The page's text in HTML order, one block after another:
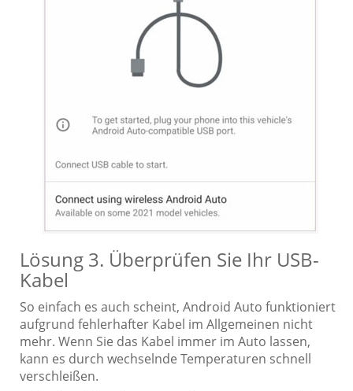
Lösung 3. Überprüfen Sie Ihr USB-
Kabel
So einfach es auch scheint, Android Auto funktioniert
aufgrund fehlerhafter Kabel im Allgemeinen nicht
mehr. Wenn Sie das Kabel immer im Auto lassen,
kann es durch wechselnde Temperaturen schnell
verschleißen.